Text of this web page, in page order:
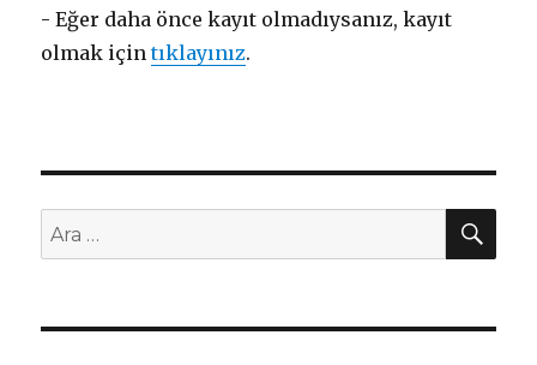
- Eğer daha önce kayıt olmadıysanız, kayıt
olmak içintıklayınız.
Ara: ARA